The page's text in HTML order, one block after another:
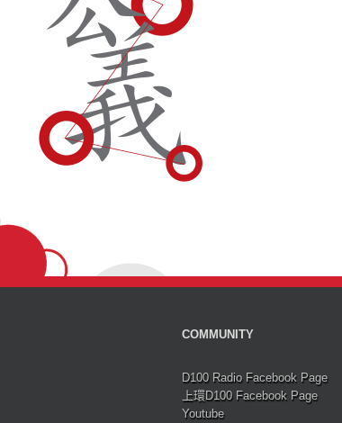
COMMUNITY
D100 Radio Facebook Page
上環D100 Facebook Page
Youtube